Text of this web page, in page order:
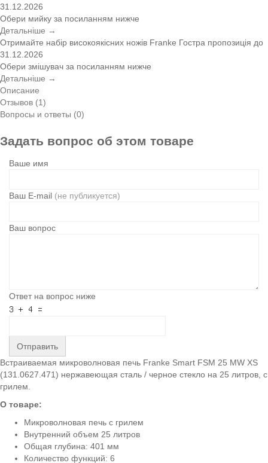
31.12.2026
Обери мийку за посиланням нижче
Детальніше →
Отримайте набір високоякісних ножів Franke Гостра пропозиція до
31.12.2026
Обери змішувач за посиланням нижче
Детальніше →
Описание
Отзывов (1)
Вопросы и ответы (0)
Задать вопрос об этом товаре
Ваше имя
Ваш E-mail (не публикуется)
Ваш вопрос
Ответ на вопрос ниже
Отправить
Встраиваемая микроволновая печь Franke Smart FSM 25 MW XS
(131.0627.471) нержавеющая сталь / черное стекло на 25 литров, с
грилем.
О товаре:
Микроволновая печь с грилем
Внутренний объем 25 литров
Общая глубина: 401 мм
Количество функций: 6